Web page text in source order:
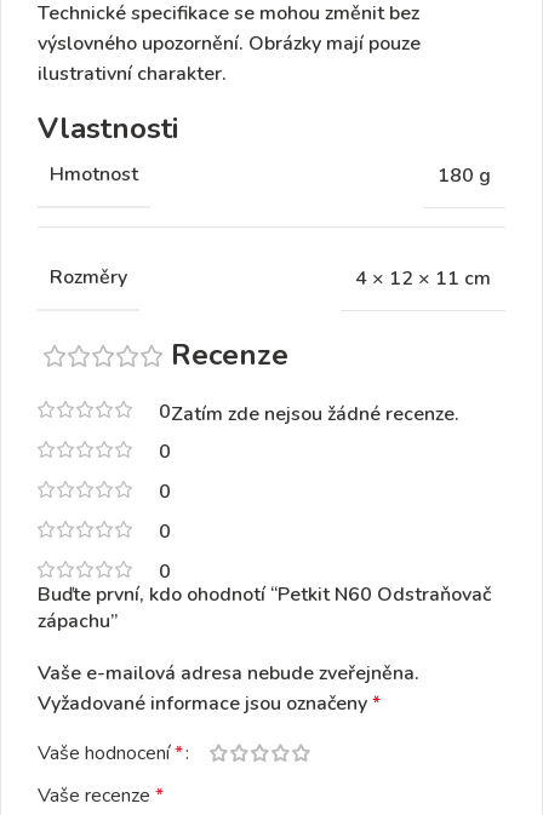
Technické specifikace se mohou změnit bez
výslovného upozornění. Obrázky mají pouze
ilustrativní charakter.
Vlastnosti
Hmotnost 180 g
Rozměry 4 × 12 × 11 cm
0
0
0
0
0
Recenze
Zatím zde nejsou žádné recenze.
Buďte první, kdo ohodnotí “Petkit N60 Odstraňovač
zápachu”
Vaše e-mailová adresa nebude zveřejněna.
Vyžadované informace jsou označeny*
Vaše hodnocení*
Vaše recenze *